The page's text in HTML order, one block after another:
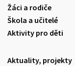
Žáci a rodiče
Škola a učitelé
Aktivity pro děti
Aktuality, projekty